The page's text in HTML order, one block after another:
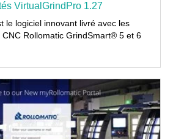
VirtualGrindPro 1.27
le logiciel innovant livré avec les
Rollomatic GrindSmart® 5 et 6